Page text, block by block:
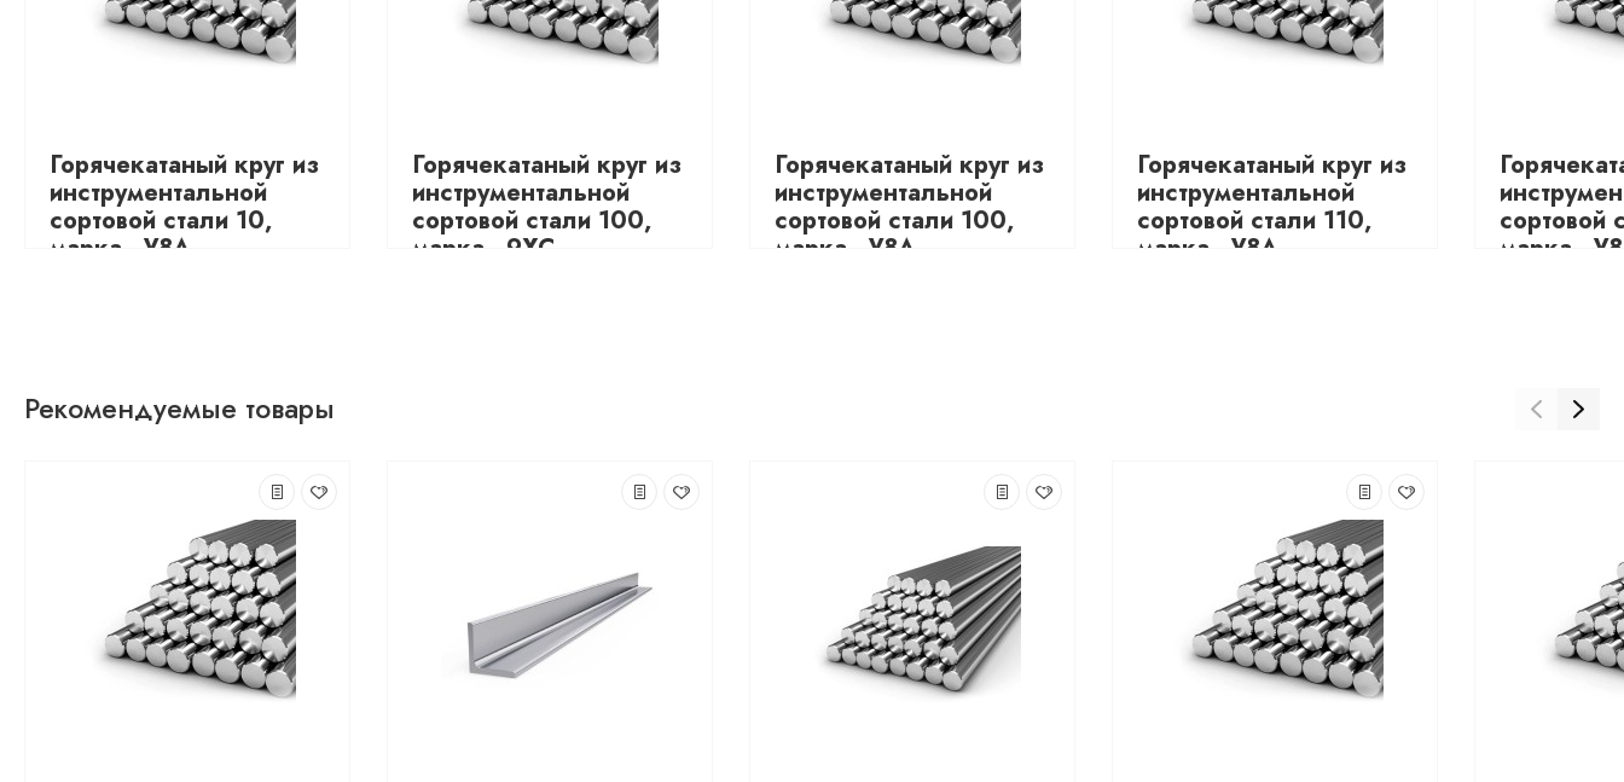
Горячекатаный круг из
инструментальной
сортовой стали 10,
марка - У8А
Горячекатаный круг из
инструментальной
сортовой стали 100,
марка - 9ХС
Горячекатаный круг из
инструментальной
сортовой стали 100,
марка - У8А
Горячекатаный круг из
инструментальной
сортовой стали 110,
марка - У8А
сортовой
марка -
Рекомендуемые товары